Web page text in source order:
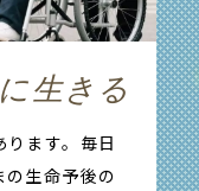
生きる
ます。 毎日
生命予後の